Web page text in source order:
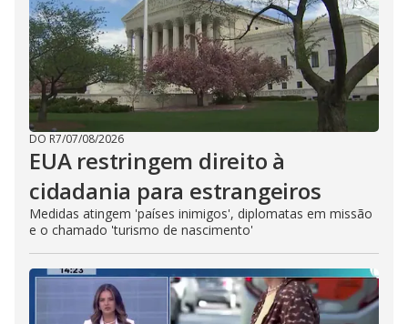
DO R7/07/08/2026
EUA restringem direito à
cidadania para estrangeiros
Medidas atingem 'países inimigos', diplomatas em missão
e o chamado 'turismo de nascimento'